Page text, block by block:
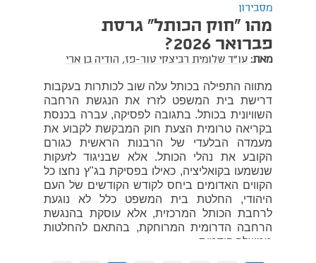
מסבירון
מהו "חוק הכותל" גרסת
פברואר 2026?
מאת: עו"ד שלומית רביצקי טור-פז, הודיה בן ארי
מתווה התפילה בכותל עלה שוב לכותרות בעקבות
דרישת בית המשפט לזרז את הנגשת הרחבה
השוויונית בכותל. בתגובה לפסיקה, עברה בכנסת
בקריאה טרומית הצעת חוק המבקשת לקבוע את
מעמדה הבלעדי של הרבנות הראשית כגורם
הקובע את נהלי הכותל. אלא שבניגוד לזעקות
שנשמעו בקואליציה, כאילו בפסיקת בג"ץ נחצו כל
הקווים האדומים ביחס לקודש הקודשים של העם
היהודי, החלטת בית המשפט כלל לא נוגעת
לרחבת הכותל המרכזית, אלא עוסקת בהנגשת
הרחבה הדרומית המרוחקת, בהתאם להחלטות
ממשלה קודמות.